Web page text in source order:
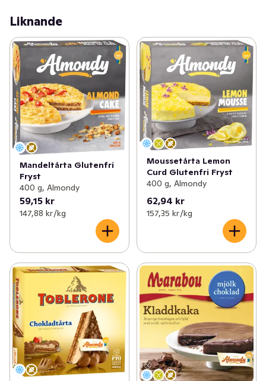
Liknande
Mandeltårta Glutenfri
Fryst
400 g, Almondy
59,15 kr
147,88 kr /kg
Moussetårta Lemon
Curd Glutenfri Fryst
400 g, Almondy
62,94 kr
157,35 kr /kg